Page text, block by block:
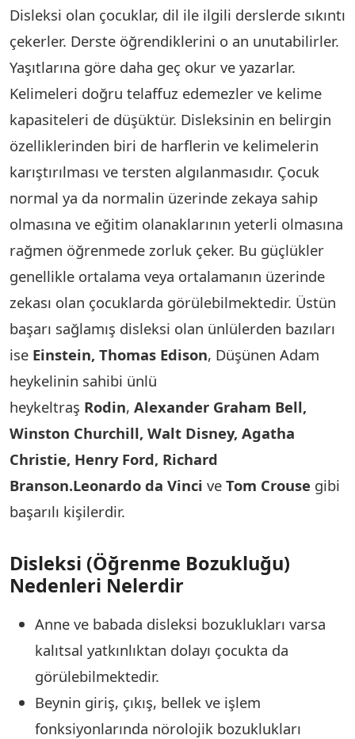
Disleksi olan çocuklar, dil ile ilgili derslerde sıkıntı
çekerler. Derste öğrendiklerini o an unutabilirler.
Yaşıtlarına göre daha geç okur ve yazarlar.
Kelimeleri doğru telaffuz edemezler ve kelime
kapasiteleri de düşüktür. Disleksinin en belirgin
özelliklerinden biri de harflerin ve kelimelerin
karıştırılması ve tersten algılanmasıdır. Çocuk
normal ya da normalin üzerinde zekaya sahip
olmasına ve eğitim olanaklarının yeterli olmasına
rağmen öğrenmede zorluk çeker. Bu güçlükler
genellikle ortalama veya ortalamanın üzerinde
zekası olan çocuklarda görülebilmektedir. Üstün
başarı sağlamış disleksi olan ünlülerden bazıları
ise Einstein, Thomas Edison, Düşünen Adam
heykelinin sahibi ünlü
heykeltraş Rodin, Alexander Graham Bell,
Winston Churchill, Walt Disney, Agatha
Christie, Henry Ford, Richard
Branson.Leonardo da Vinci ve Tom Crouse gibi
başarılı kişilerdir.
Disleksi (Öğrenme Bozukluğu)
Nedenleri Nelerdir
Anne ve babada disleksi bozuklukları varsa
kalıtsal yatkınlıktan dolayı çocukta da
görülebilmektedir.
Beynin giriş, çıkış, bellek ve işlem
fonksiyonlarında nörolojik bozuklukları